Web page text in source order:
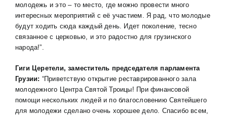
молодежь и это – то место, где можно провести много
интересных мероприятий с её участием. Я рад, что молодые
будут ходить сюда каждый день. Идет поколение, тесно
связанное с церковью, и это радостно для грузинского
народа!”.
Гиги Церетели, заместитель председателя парламента
Грузии: “Приветствую открытие реставрированного зала
молодежного Центра Святой Троицы! При финансовой
помощи нескольких людей и по благословению Святейшего
для молодежи сделано очень хорошее дело. Спасибо всем,